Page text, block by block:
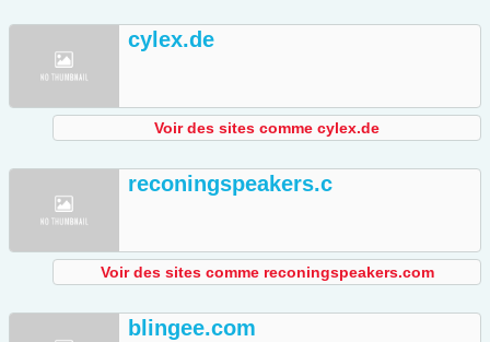
cylex.de
Voir des sites comme cylex.de
reconingspeakers.c
Voir des sites comme reconingspeakers.com
blingee.com